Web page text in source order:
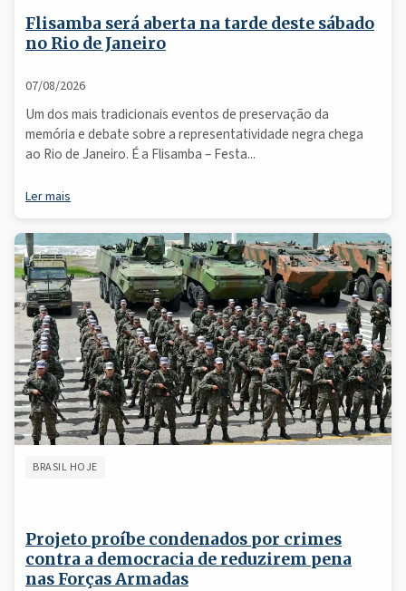
Flisamba será aberta na tarde deste sábado
no Rio de Janeiro
07/08/2026
Um dos mais tradicionais eventos de preservação da
memória e debate sobre a representatividade negra chega
ao Rio de Janeiro. É a Flisamba – Festa...
Ler mais
BRASIL HOJE
Projeto proíbe condenados por crimes
contra a democracia de reduzirem pena
nas Forças Armadas